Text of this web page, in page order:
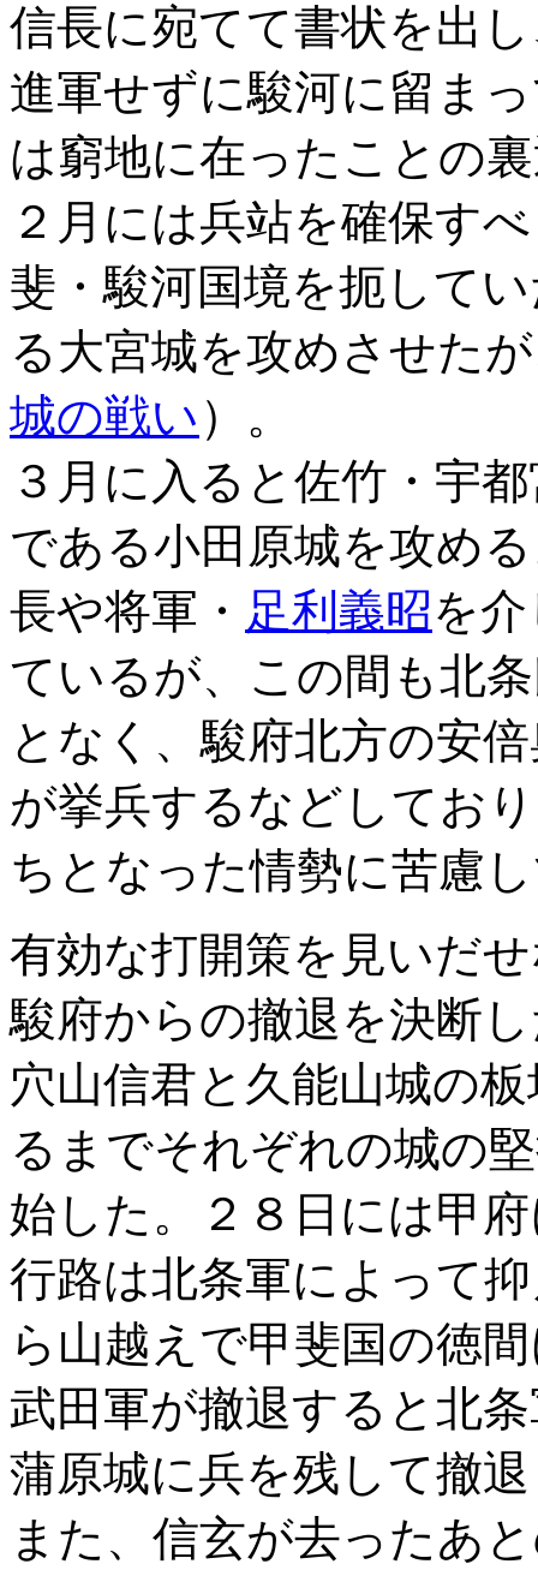
信長に宛てて書状を出
進軍せずに駿河に留ま
は窮地に在ったことの
２月には兵站を確保す
斐・駿河国境を扼して
る大宮城を攻めさせた
城の戦い ）。
３月に入ると佐竹・宇
である小田原城を攻め
長や将軍・ 足利義昭を
ているが、この間も北
となく、駿府北方の安
が挙兵するなどしてお
ちとなった情勢に苦慮
有効な打開策を見いだ
駿府からの撤退を決断
穴山信君と久能山城の
るまでそれぞれの城の
始した。２８日には甲
行路は北条軍によって
ら山越えで甲斐国の徳
武田軍が撤退すると北
蒲原城に兵を残して撤
また、信玄が去ったあ